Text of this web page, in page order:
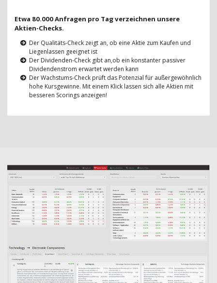
Etwa 80.000 Anfragen pro Tag verzeichnen unsere
Aktien-Checks.
Der Qualitäts-Check zeigt an, ob eine Aktie zum Kaufen und
Liegenlassen geeignet ist
Der Dividenden-Check gibt an,ob ein konstanter passiver
Dividendenstrom erwartet werden kann
Der Wachstums-Check prüft das Potenzial für außergewöhnlich
hohe Kursgewinne. Mit einem Klick lassen sich alle Aktien mit
besseren Scorings anzeigen!